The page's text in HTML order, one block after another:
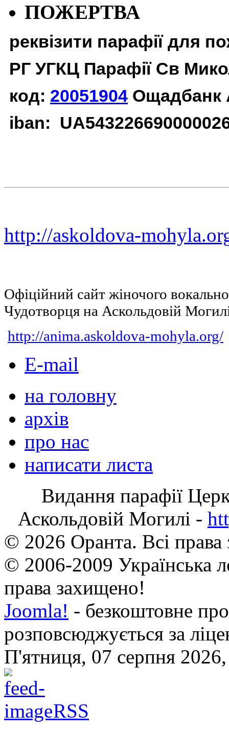
ПОЖЕРТВА
реквізити парафії для
РГ УГКЦ Парафії Св
код: 20051904 Ощадбанк
iban:
http://askoldova-
Офіційний сайт жіночого
Чудотворця на Аскольдовій
http://anima.askoldova-mohyla.org/
E-mail
на головну
архів
про нас
написати листа
Видання парафії
Аскольдовій Могилі -
© 2026 Оранта. Всі
© 2006-2009 Українська
права захищено!
Joomla! - безкоштовне
розповсюджується за
П'ятниця, 07 серпня
RSS